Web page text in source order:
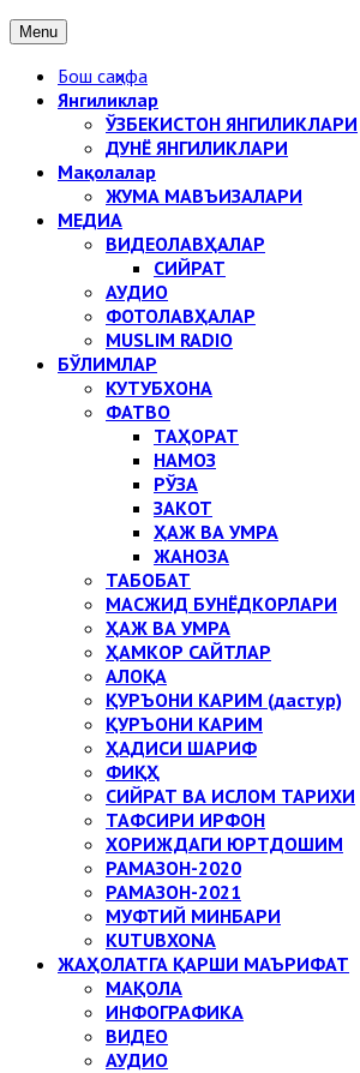
Menu
Бош саҳифа
Янгиликлар
ЎЗБЕКИСТОН ЯНГИЛИКЛАРИ
ДУНЁ ЯНГИЛИКЛАРИ
Мақолалар
ЖУМА МАВЪИЗАЛАРИ
МЕДИА
ВИДЕОЛАВҲАЛАР
СИЙРАТ
АУДИО
ФОТОЛАВҲАЛАР
MUSLIM RADIO
БЎЛИМЛАР
КУТУБХОНА
ФАТВО
ТАҲОРАТ
НАМОЗ
РЎЗА
ЗАКОТ
ҲАЖ ВА УМРА
ЖАНОЗА
ТАБОБАТ
МАСЖИД БУНЁДКОРЛАРИ
ҲАЖ ВА УМРА
ҲАМКОР САЙТЛАР
АЛОҚА
ҚУРЪОНИ КАРИМ (дастур)
ҚУРЪОНИ КАРИМ
ҲАДИСИ ШАРИФ
ФИҚҲ
СИЙРАТ ВА ИСЛОМ ТАРИХИ
ТАФСИРИ ИРФОН
ХОРИЖДАГИ ЮРТДОШИМ
РАМАЗОН-2020
РАМАЗОН-2021
МУФТИЙ МИНБАРИ
KUTUBXONA
ЖАҲОЛАТГА ҚАРШИ МАЪРИФАТ
МАҚОЛА
ИНФОГРАФИКА
ВИДЕО
АУДИО